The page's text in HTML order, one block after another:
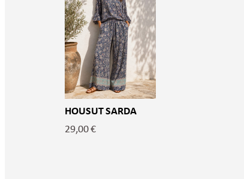
HOUSUT SARDA
29,00€